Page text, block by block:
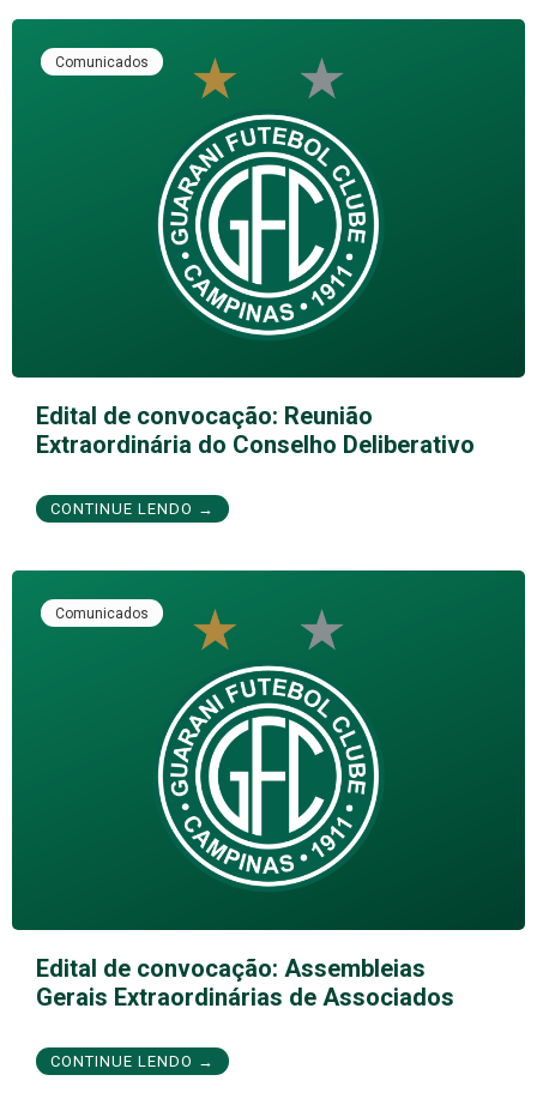
Comunicados
Edital de convocação: Reunião
Extraordinária do Conselho Deliberativo
CONTINUE LENDO →
Comunicados
Edital de convocação: Assembleias
Gerais Extraordinárias de Associados
CONTINUE LENDO →